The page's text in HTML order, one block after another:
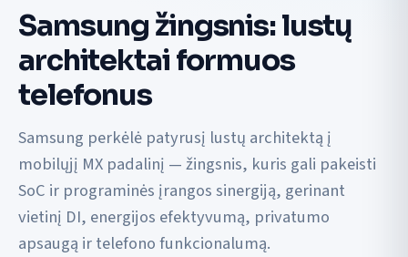
Samsung žingsnis: lustų
architektai formuos
telefonus
Samsung perkėlė patyrusį lustų architektą į
mobilųjį MX padalinį — žingsnis, kuris gali pakeisti
SoC ir programinės įrangos sinergiją, gerinant
vietinį DI, energijos efektyvumą, privatumo
apsaugą ir telefono funkcionalumą.